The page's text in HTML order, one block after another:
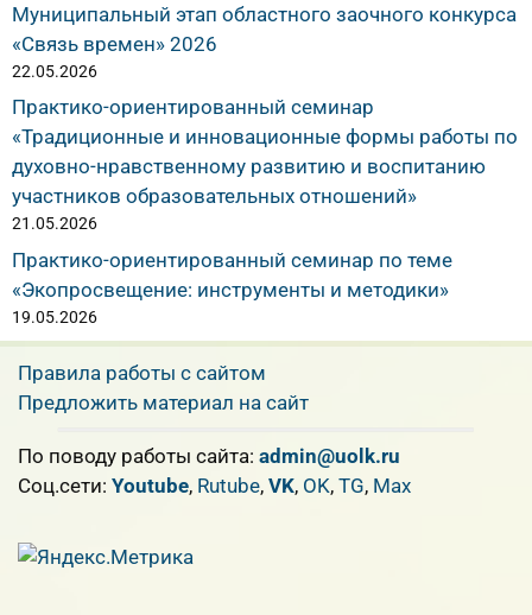
Муниципальный этап областного заочного конкурса
«Связь времен» 2026
22.05.2026
Практико-ориентированный семинар
«Традиционные и инновационные формы работы по
духовно-нравственному развитию и воспитанию
участников образовательных отношений»
21.05.2026
Практико-ориентированный семинар по теме
«Экопросвещение: инструменты и методики»
19.05.2026
Правила работы с сайтом
Предложить материал на сайт
По поводу работы сайта: admin@uolk.ru
Cоц.сети: Youtube, Rutube, VK, OK, TG, Max